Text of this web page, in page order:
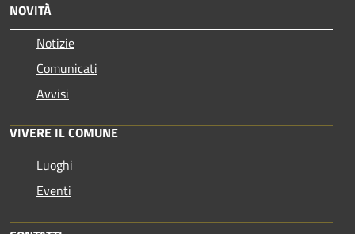
NOVITÀ
Notizie
Comunicati
Avvisi
VIVERE IL COMUNE
Luoghi
Eventi